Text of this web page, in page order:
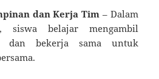
dan Kerja Tim – Dalam
siswa belajar mengambil
dan bekerja sama untuk